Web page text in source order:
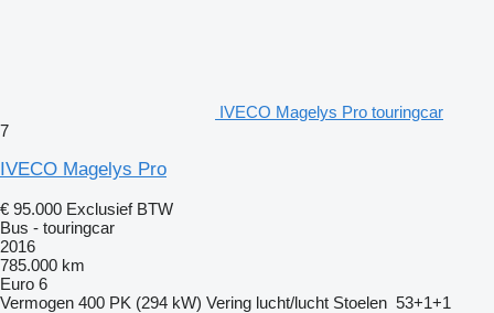
IVECO Magelys Pro touringcar
7
IVECO Magelys Pro
€ 95.000 Exclusief BTW
Bus - touringcar
2016
785.000 km
Euro 6
Vermogen 400 PK (294 kW) Vering lucht/lucht Stoelen 53+1+1